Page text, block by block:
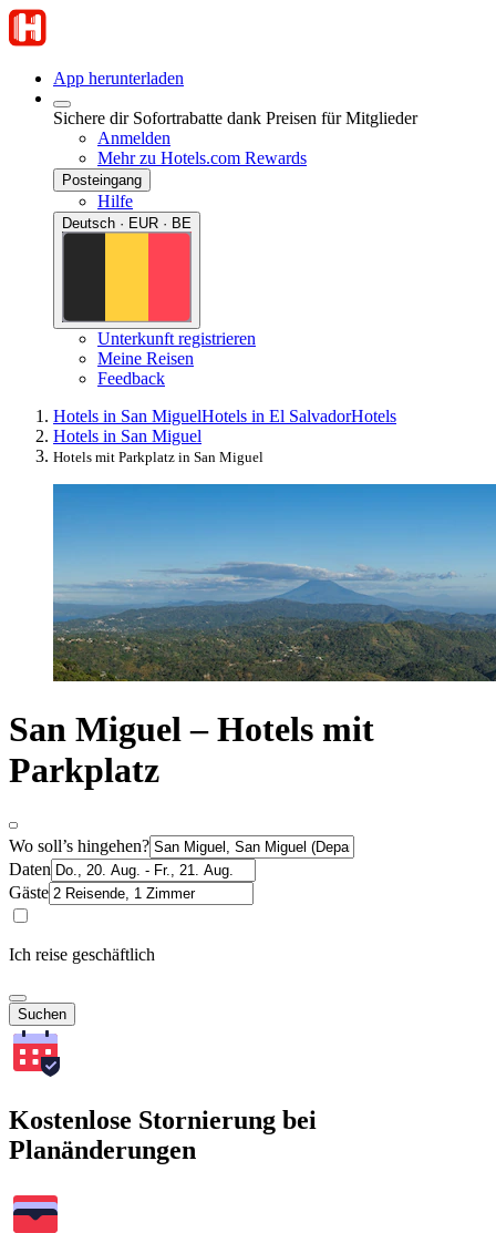
App herunterladen
Sichere dir Sofortrabatte dank Preisen für Mitglieder
Anmelden
Mehr zu Hotels.com Rewards
Posteingang
Hilfe
Deutsch · EUR · BE
Unterkunft registrieren
Meine Reisen
Feedback
Hotels in San MiguelHotels in El SalvadorHotels
Hotels in San Miguel
Hotels mit Parkplatz in San Miguel
San Miguel – Hotels mit
Parkplatz
Wo soll’s hingehen?
Daten
Gäste
Ich reise geschäftlich
Suchen
Kostenlose Stornierung bei
Planänderungen